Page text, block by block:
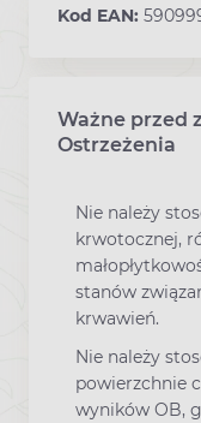
Kod EAN:
Ważne przed
Ostrzeżenia
Nie należy
krwotocznej,
stanów
krwawień.
Nie należy
powierzchnie
wyników OB,